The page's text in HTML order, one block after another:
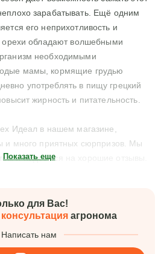
зарабатывать. Ещё одним
его неприхотливость и
орехи обладают волшебными
необходимыми
мамы, кормящие грудью
употреблять в пищу грецкий
жирность и питательность.
Идеал в нашем магазине,
и много приятных сюрпризов. Мы
и надеемся на хорошие отзывы.
Показать еще
для Вас!
агронома
Написать нам